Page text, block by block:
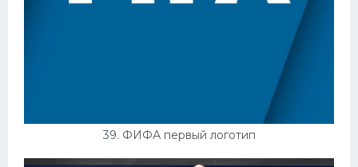
39. ФИФА первый логотип